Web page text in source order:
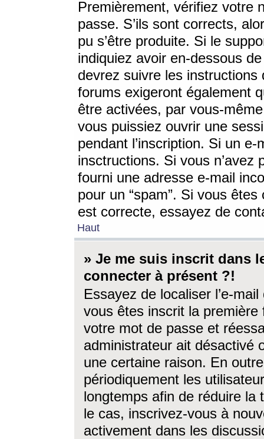
Premièrement, vérifiez votre
passe. S’ils sont corrects,
pu s’être produite. Si le
indiquiez avoir en-dessous
devrez suivre les
forums exigeront également
être activées, par vous-
vous puissiez ouvrir une
pendant l’inscription. Si un
insctructions. Si vous n’avez
fourni une adresse e-mail
pour un “spam”. Si vous
est correcte, essayez de
Haut
» Je me suis inscrit dans
connecter à présent ?!
Essayez de localiser l’e-
vous êtes inscrit la première
votre mot de passe et
administrateur ait désactivé
une certaine raison. En
périodiquement les
longtemps afin de réduire la
le cas, inscrivez-vous à
activement dans les